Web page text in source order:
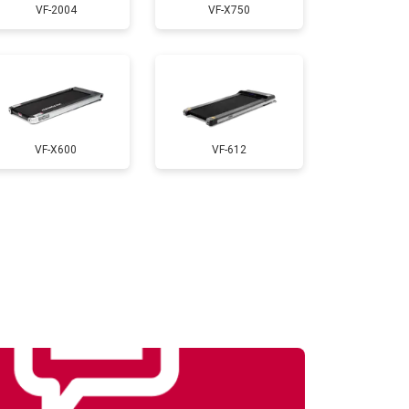
1000 ₽ Заказать
VF-2004 VF-X750
VF-X600 VF-612